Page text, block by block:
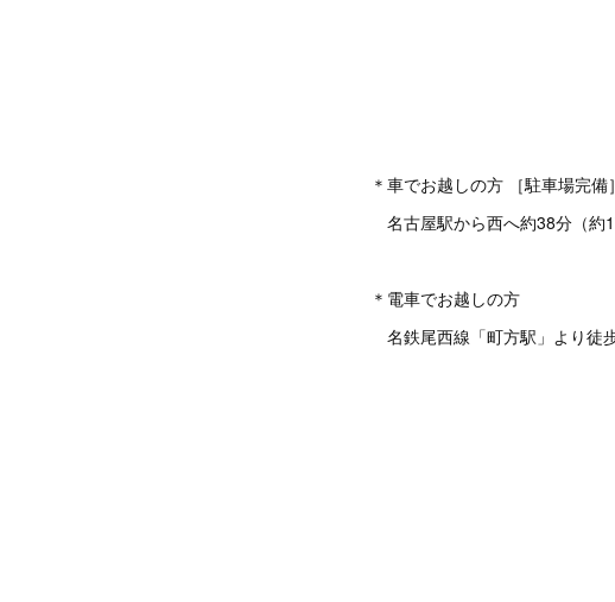
＊車でお越しの方 ［駐車場完備］
名古屋駅から西へ約38分（約
＊電車でお越しの方
名鉄尾西線「町方駅」より徒